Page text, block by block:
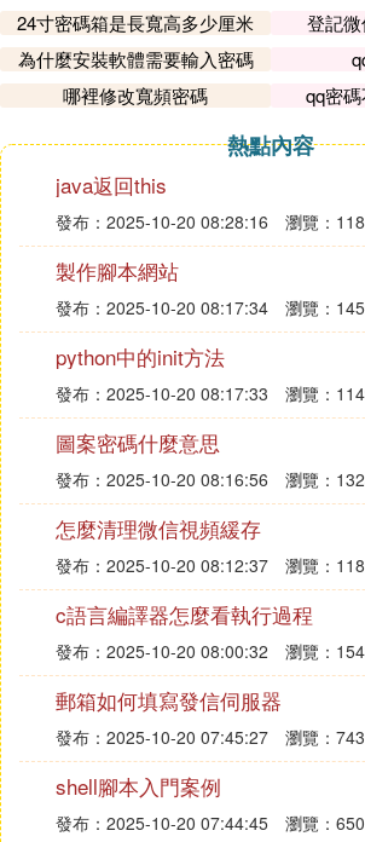
24寸密碼箱是長寬高多少厘米
登記
為什麼安裝軟體需要輸入密碼
哪裡修改寬頻密碼
qq密
熱點內容
java返回this
發布：2025-10-20 08:28:16 瀏覽：
製作腳本網站
發布：2025-10-20 08:17:34 瀏覽：
python中的init方法
發布：2025-10-20 08:17:33 瀏覽：
圖案密碼什麼意思
發布：2025-10-20 08:16:56 瀏覽：
怎麼清理微信視頻緩存
發布：2025-10-20 08:12:37 瀏覽：
c語言編譯器怎麼看執行過程
發布：2025-10-20 08:00:32 瀏覽：
郵箱如何填寫發信伺服器
發布：2025-10-20 07:45:27 瀏覽：743
shell腳本入門案例
發布：2025-10-20 07:44:45 瀏覽：650